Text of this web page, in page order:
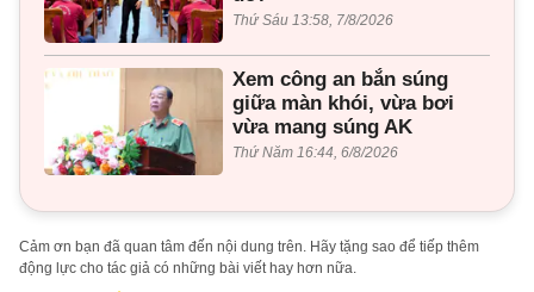
Thứ Sáu 13:58, 7/8/2026
Xem công an bắn súng
giữa màn khói, vừa bơi
vừa mang súng AK
Thứ Năm 16:44, 6/8/2026
Cảm ơn bạn đã quan tâm đến nội dung trên. Hãy tặng sao để tiếp thêm
động lực cho tác giả có những bài viết hay hơn nữa.